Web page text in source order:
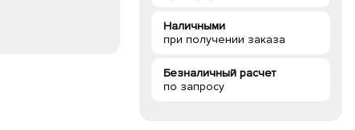
Наличными
при получении заказа
Безналичный расчет
по запросу